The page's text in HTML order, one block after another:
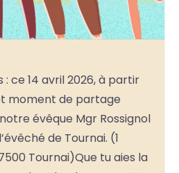
: ce 14 avril 2026, à partir
moment de partage
évêque Mgr Rossignol
de Tournai. (1
Tournai)Que tu aies la